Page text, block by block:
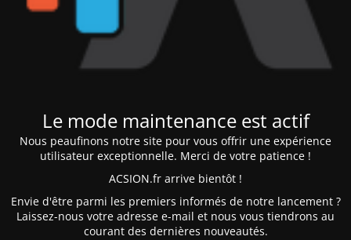
Le mode maintenance est actif
Nous peaufinons notre site pour vous offrir une expérience
utilisateur exceptionnelle. Merci de votre patience !
ACSION.fr arrive bientôt !
Envie d'être parmi les premiers informés de notre lancement ?
Laissez-nous votre adresse e-mail et nous vous tiendrons au
courant des dernières nouveautés.